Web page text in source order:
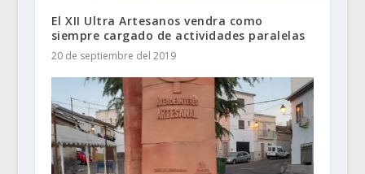
El XII Ultra Artesanos vendra como
siempre cargado de actividades paralelas
20 de septiembre del 2019